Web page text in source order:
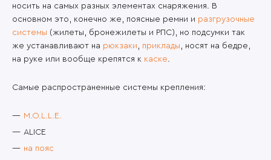
носить на самых разных элементах снаряжения. В
основном это, конечно же, поясные ремни и разгрузочные
системы (жилеты, бронежилеты и РПС), но подсумки так
же устанавливают на рюкзаки , приклады , носят на бедре,
на руке или вообще крепятся к каске.
Самые распространенные системы крепления:
M.O.L.L.E.
ALICE
на пояс